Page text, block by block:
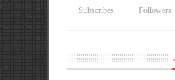
Followers
Subscribes